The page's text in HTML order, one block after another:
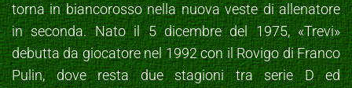
torna in biancorosso nella nuova veste di allenatore
in seconda. Nato il 5 dicembre del 1975, «Trevi»
debutta da giocatore nel 1992 con il Rovigo di Franco
Pulin, dove resta due stagioni tra serie D ed